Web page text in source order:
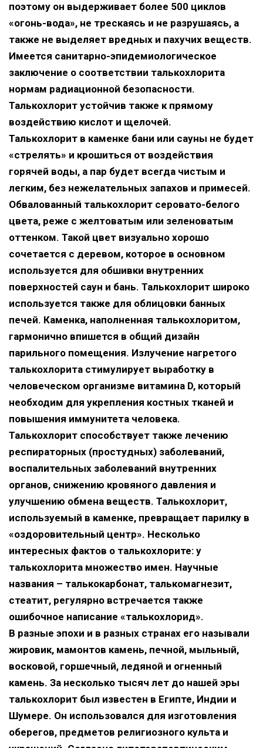
поэтому он выдерживает более 500 циклов
«огонь-вода», не трескаясь и не разрушаясь, а
также не выделяет вредных и пахучих веществ.
Имеется санитарно-эпидемиологическое
заключение о соответствии талькохлорита
нормам радиационной безопасности.
Талькохлорит устойчив также к прямому
воздействию кислот и щелочей.
Талькохлорит в каменке бани или сауны не будет
«стрелять» и крошиться от воздействия
горячей воды, а пар будет всегда чистым и
легким, без нежелательных запахов и примесей.
Обвалованный талькохлорит серовато-белого
цвета, реже с желтоватым или зеленоватым
оттенком. Такой цвет визуально хорошо
сочетается с деревом, которое в основном
используется для обшивки внутренних
поверхностей саун и бань. Талькохлорит широко
используется также для облицовки банных
печей. Каменка, наполненная талькохлоритом,
гармонично впишется в общий дизайн
парильного помещения. Излучение нагретого
талькохлорита стимулирует выработку в
человеческом организме витамина D, который
необходим для укрепления костных тканей и
повышения иммунитета человека.
Талькохлорит способствует также лечению
респираторных (простудных) заболеваний,
воспалительных заболеваний внутренних
органов, снижению кровяного давления и
улучшению обмена веществ. Талькохлорит,
используемый в каменке, превращает парилку в
«оздоровительный центр». Несколько
интересных фактов о талькохлорите: у
талькохлорита множество имен. Научные
названия – талькокарбонат, талькомагнезит,
стеатит, регулярно встречается также
ошибочное написание «талькохлорид».
В разные эпохи и в разных странах его называли
жировик, мамонтов камень, печной, мыльный,
восковой, горшечный, ледяной и огненный
камень. За несколько тысяч лет до нашей эры
талькохлорит был известен в Египте, Индии и
Шумере. Он использовался для изготовления
оберегов, предметов религиозного культа и